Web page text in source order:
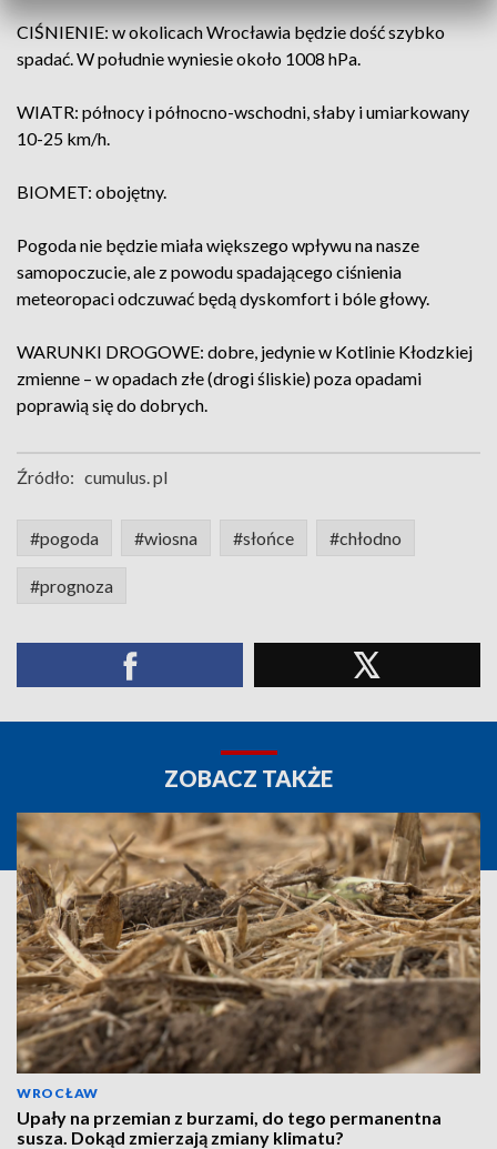
CIŚNIENIE: w okolicach Wrocławia będzie dość szybko
spadać. W południe wyniesie około 1008 hPa.
WIATR: północy i północno-wschodni, słaby i umiarkowany
10-25 km/h.
BIOMET: obojętny.
Pogoda nie będzie miała większego wpływu na nasze
samopoczucie, ale z powodu spadającego ciśnienia
meteoropaci odczuwać będą dyskomfort i bóle głowy.
WARUNKI DROGOWE: dobre, jedynie w Kotlinie Kłodzkiej
zmienne – w opadach złe (drogi śliskie) poza opadami
poprawią się do dobrych.
Źródło: cumulus. pl
#pogoda #wiosna #słońce #chłodno
#prognoza
ZOBACZ TAKŻE
WROCŁAW
Upały na przemian z burzami, do tego permanentna
susza. Dokąd zmierzają zmiany klimatu?